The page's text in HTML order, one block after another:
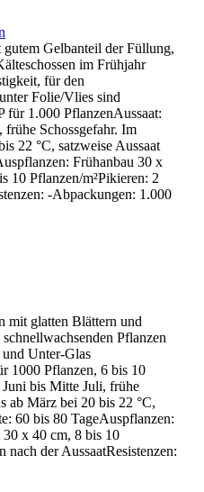
Gelbanteil der Füllung,
im Frühjahr
für den
Folie/Vlies sind
für 1.000 PflanzenAussaat:
Schossgefahr. Im
22 °C, satzweise Aussaat
Frühanbau 30 x
10 Pflanzen/m²Pikieren: 2
-Abpackungen: 1.000
mit glatten Blättern und
Pflanzen
Unter-Glas
1000 Pflanzen, 6 bis 10
bis Mitte Juli, frühe
ab März bei 20 bis 22 °C,
60 bis 80 TageAuspflanzen:
x 40 cm, 8 bis 10
nach der AussaatResistenzen: